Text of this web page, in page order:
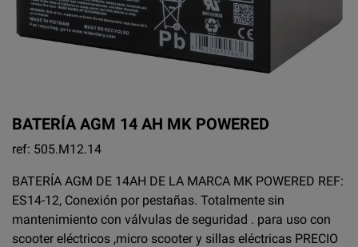
BATERÍA AGM 14 AH MK POWERED
ref: 505.M12.14
BATERÍA AGM DE 14AH DE LA MARCA MK POWERED REF:
ES14-12, Conexión por pestañas. Totalmente sin
mantenimiento con válvulas de seguridad . para uso con
scooter eléctricos ,micro scooter y sillas eléctricas PRECIO